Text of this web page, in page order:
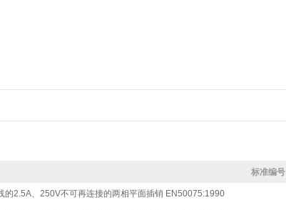
标准编号
的2.5A、250V不可再连接的两相平面插销 EN50075:1990